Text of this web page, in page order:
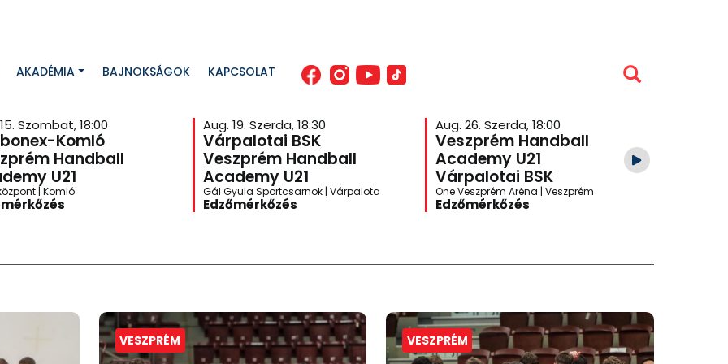
AKADÉMIA BAJNOKSÁGOK KAPCSOLAT
Szombat, 18:00
Komló
Handball
U21
| Komló
Aug. 19. Szerda, 18:30
Várpalotai BSK
Veszprém Handball
Academy U21
Gál Gyula Sportcsarnok | Várpalota
Edzőmérkőzés
Aug. 26. Szerda, 18:00
Veszprém Handball
Academy U21
Várpalotai BSK
One Veszprém Aréna | Veszprém
Edzőmérkőzés
VESZPRÉM VESZPRÉM